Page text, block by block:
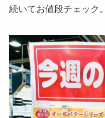
続いてお値段チェック。